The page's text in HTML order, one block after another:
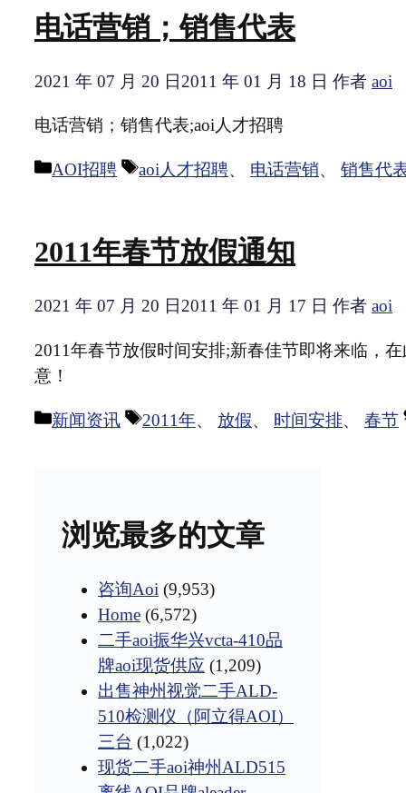
电话营销；销售代表
2021 年 07 月 20 日2011 年 01 月 18 日 作者 aoi
电话营销；销售代表;aoi人才招聘
分
AOI招聘
标
aoi人才招聘、 电话营销、 销售代
2011年春节放假通知
2021 年 07 月 20 日 2011 年 01 月 17 日 作者 aoi
2011年春节放假时间安排;新春佳节即将来临，
意！
分
新闻资讯
标
2011年、 放假、 时间安排、 春节
浏览最多的文章
咨询Aoi (9,953)
Home (6,572)
二手aoi振华兴vcta-410品
牌aoi现货供应 (1,209)
出售神州视觉二手ALD-
510检测仪（阿立得AOI）
三台 (1,022)
现货二手aoi神州ALD515